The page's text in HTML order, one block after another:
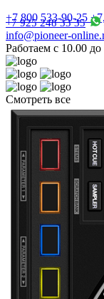
+7 800 533-90-25
+7 925 248 33 35
info@pioneer-
Работаем с 10.00
Смотреть все